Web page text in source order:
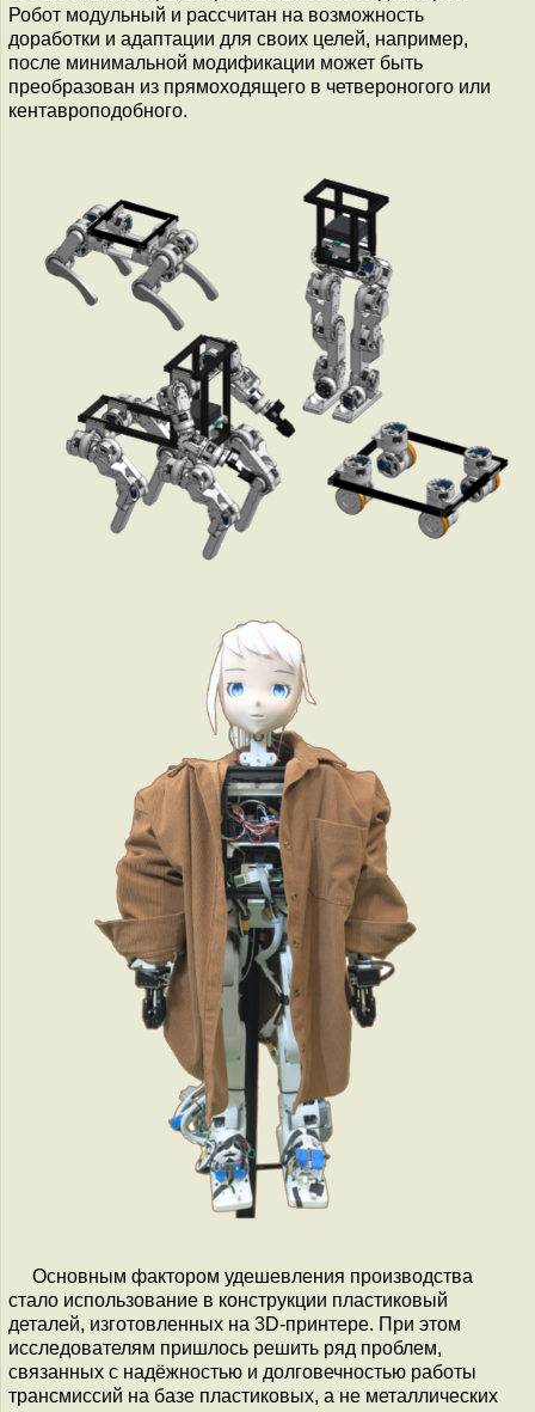
Робот модульный и рассчитан на возможность
доработки и адаптации для своих целей, например,
после минимальной модификации может быть
преобразован из прямоходящего в четвероногого или
кентавроподобного.
Основным фактором удешевления производства
стало использование в конструкции пластиковый
деталей, изготовленных на 3D-принтере. При этом
исследователям пришлось решить ряд проблем,
связанных с надёжностью и долговечностью работы
трансмиссий на базе пластиковых, а не металлических